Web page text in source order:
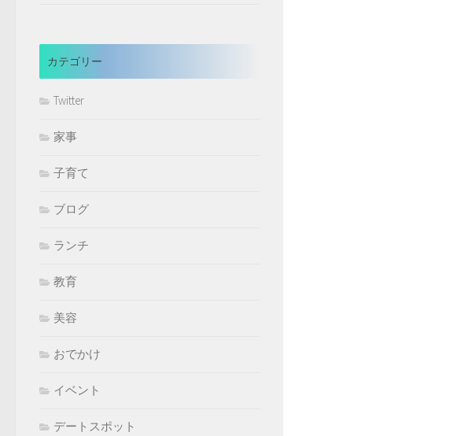
カテゴリー
Twitter
家事
子育て
ブログ
ランチ
教育
美容
おでかけ
イベント
デートスポット